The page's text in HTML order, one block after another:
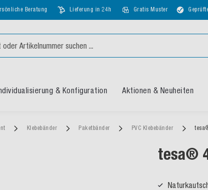
Beratung Lieferung in 24h Gratis Muster
& Konfiguration Aktionen & Neuheiten
Klebebänder Paketbänder PVC Klebebänder
tesa®